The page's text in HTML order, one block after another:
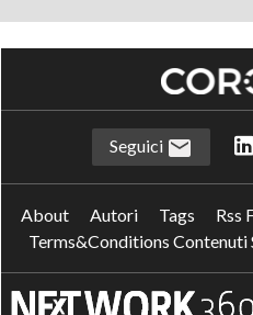
Seguici
About Autori Tags Rss
Terms&Conditions Contenuti